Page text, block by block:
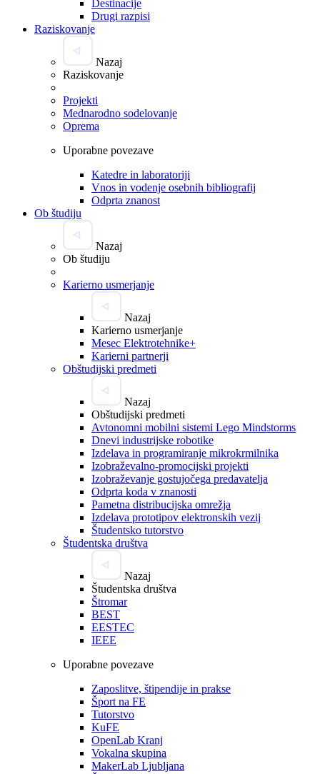
Destinacije
Drugi razpisi
Raziskovanje
Nazaj
Raziskovanje
Projekti
Mednarodno sodelovanje
Oprema
Uporabne povezave
Katedre in laboratoriji
Vnos in vodenje osebnih bibliografij
Odprta znanost
Ob študiju
Nazaj
Ob študiju
Karierno usmerjanje
Nazaj
Karierno usmerjanje
Mesec Elektrotehnike+
Karierni partnerji
Obštudijski predmeti
Nazaj
Obštudijski predmeti
Avtonomni mobilni sistemi Lego Mindstorms
Dnevi industrijske robotike
Izdelava in programiranje mikrokrmilnika
Izobraževalno-promocijski projekti
Izobraževanje gostujočega predavatelja
Odprta koda v znanosti
Pametna distribucijska omrežja
Izdelava prototipov elektronskih vezij
Študentsko tutorstvo
Študentska društva
Nazaj
Študentska društva
Štromar
BEST
EESTEC
IEEE
Uporabne povezave
Zaposlitve, štipendije in prakse
Šport na FE
Tutorstvo
KuFE
OpenLab Kranj
Vokalna skupina
MakerLab Ljubljana